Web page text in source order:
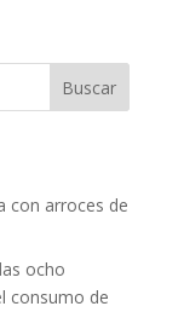
Buscar
con arroces de
ocho
consumo de